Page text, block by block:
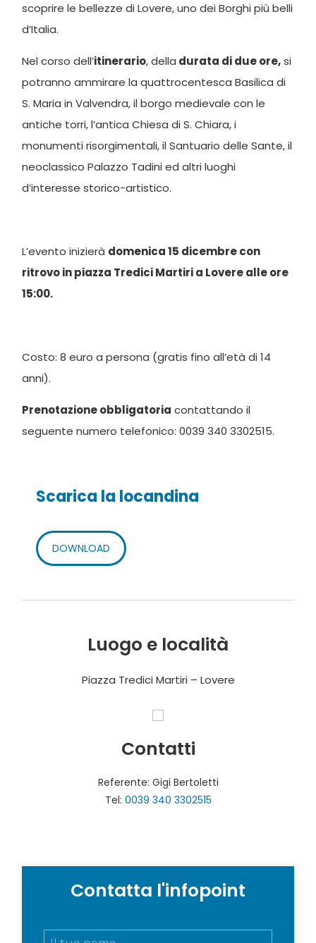
scoprire le bellezze di Lovere, uno dei Borghi più belli
d’Italia.
Nel corso dell’itinerario, della durata di due ore,si
potranno ammirare la quattrocentesca Basilica di
S. Maria in Valvendra, il borgo medievale con le
antiche torri, l’antica Chiesa di S. Chiara, i
monumenti risorgimentali, il Santuario delle Sante, il
neoclassico Palazzo Tadini ed altri luoghi
d’interesse storico-artistico.
L’evento inizierà domenica 15 dicembrecon
ritrovo in piazza Tredici Martiri a Lovere alle ore
15:00.
Costo: 8 euro a persona (gratis fino all’età di 14
anni).
Prenotazione obbligatoria contattando il
seguente numero telefonico: 0039 340 3302515.
Scarica la locandina
DOWNLOAD
Luogo e località
Piazza Tredici Martiri – Lovere
Contatti
Referente: Gigi Bertoletti
Tel: 0039 340 3302515
Contatta l'infopoint
N